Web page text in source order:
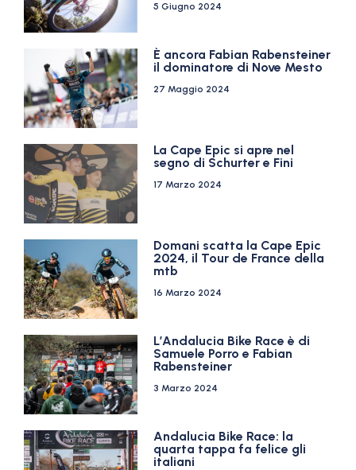
5 Giugno 2024
È ancora Fabian Rabensteiner
il dominatore di Nove Mesto
27 Maggio 2024
La Cape Epic si apre nel
segno di Schurter e Fini
17 Marzo 2024
Domani scatta la Cape Epic
2024, il Tour de France della
mtb
16 Marzo 2024
L’Andalucia Bike Race è di
Samuele Porro e Fabian
Rabensteiner
3 Marzo 2024
Andalucia Bike Race: la
quarta tappa fa felice gli
italiani